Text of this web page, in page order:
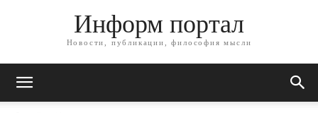
Информ портал
Новости, публикации, философия мысли